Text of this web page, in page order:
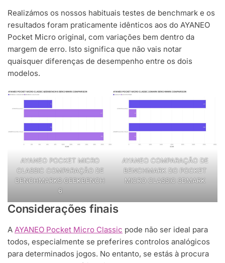
Realizámos os nossos habituais testes de benchmark e os
resultados foram praticamente idênticos aos do AYANEO
Pocket Micro original, com variações bem dentro da
margem de erro. Isto significa que não vais notar
quaisquer diferenças de desempenho entre os dois
modelos.
AYANEO POCKET MICRO
CLASSIC COMPARAÇÃO DE
BENCHMARKS GEEKBENCH
6
AYANEO COMPARAÇÃO DE
BENCHMARK DO POCKET
MICRO CLASSIC 3DMARK
Considerações finais
A AYANEO Pocket Micro Classic pode não ser ideal para
todos, especialmente se preferires controlos analógicos
para determinados jogos. No entanto, se estás à procura